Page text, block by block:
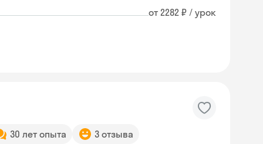
от 2282 ₽ / урок
30 лет опыта 3 отзыва